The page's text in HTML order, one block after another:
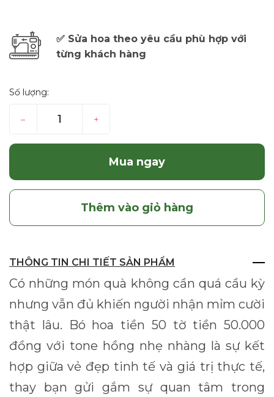
✅ Sửa hoa theo yêu cầu phù hợp với
từng khách hàng
Số lượng:
– +
Mua ngay
Thêm vào giỏ hàng
THÔNG TIN CHI TIẾT SẢN PHẨM
Có những món quà không cần quá cầu kỳ
nhưng vẫn đủ khiến người nhận mỉm cười
thật lâu. Bó hoa tiền 50 tờ tiền 50.000
đồng với tone hồng nhẹ nhàng là sự kết
hợp giữa vẻ đẹp tinh tế và giá trị thực tế,
thay bạn gửi gắm sự quan tâm trong